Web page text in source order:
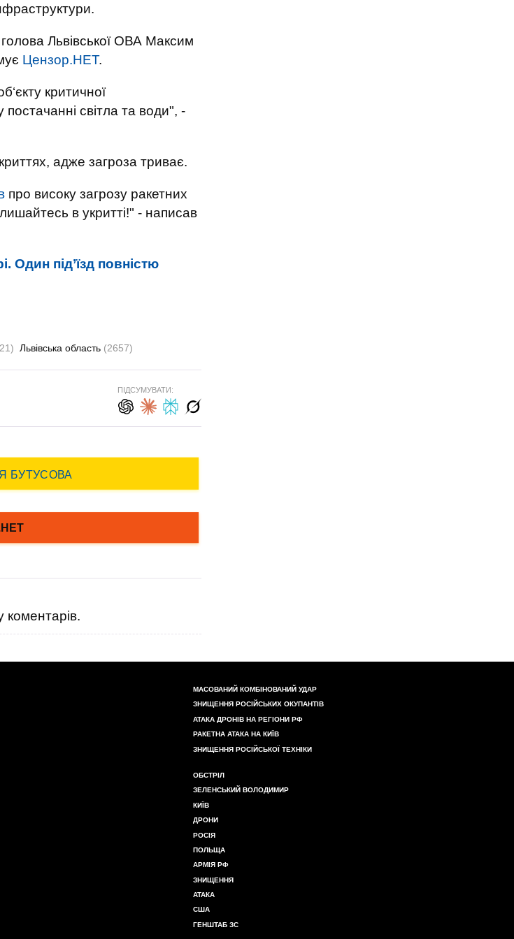
голова Львівської ОВА Максим
Цензор.НЕТ.
критичної
постачанні світла та води", -
адже загроза триває.
про високу загрозу ракетних
в укритті!" - написав
Один під’їзд повністю
Львівська область (2657)
ПІДСУМУВАТИ:
коментарів.
МАСОВАНИЙ КОМБІНОВАНИЙ УДАР
ЗНИЩЕННЯ РОСІЙСЬКИХ ОКУПАНТІВ
АТАКА ДРОНІВ НА РЕГІОНИ РФ
РАКЕТНА АТАКА НА КИЇВ
ЗНИЩЕННЯ РОСІЙСЬКОЇ ТЕХНІКИ
ОБСТРІЛ
ЗЕЛЕНСЬКИЙ ВОЛОДИМИР
КИЇВ
ДРОНИ
РОСІЯ
ПОЛЬЩА
АРМІЯ РФ
ЗНИЩЕННЯ
АТАКА
США
ГЕНШТАБ ЗС